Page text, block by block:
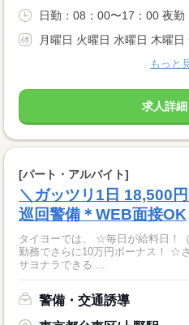
日勤：08：00〜17：00 夜勤
月曜日 火曜日 水曜日 木曜
もっと
求人詳
[パート・アルバイト]
＼ガッツリ1日 18,500
巡回警備＊WEB面接OK
タイヨーでは、 ☆毎日が給料日！
勤務でさらに10万円ボーナス！ ☆さら
サヨナラできる ...
警備・交通誘導